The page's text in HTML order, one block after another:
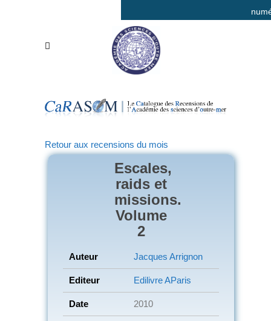
Retour aux recensions du mois
Escales,
raids et
missions.
Volume
2
Auteur Jacques Arrignon
Editeur Edilivre AParis
Date 2010